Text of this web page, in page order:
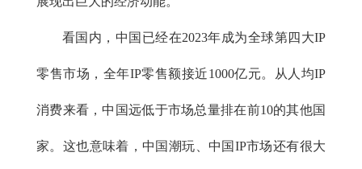
看国内，中国已经在2023年成为全球第四大IP
零售市场，全年IP零售额接近1000亿元。从人均IP
消费来看，中国远低于市场总量排在前10的其他国
家。这也意味着，中国潮玩、中国IP市场还有很大